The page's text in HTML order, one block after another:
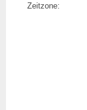
Zeitzone: